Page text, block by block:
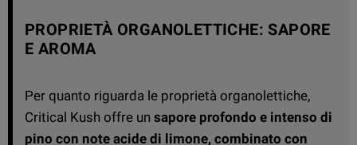
PROPRIETÀ ORGANOLETTICHE: SAPORE
E AROMA
Per quanto riguarda le proprietà organolettiche,
Critical Kush offre un sapore profondo e intenso di
pino con note acide di limone, combinato con